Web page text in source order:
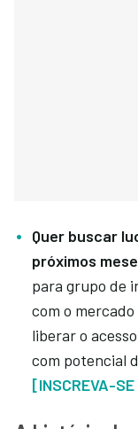
Quer buscar
próximos
para grupo de
com o
liberar o
com potencial
[INSCREVA-